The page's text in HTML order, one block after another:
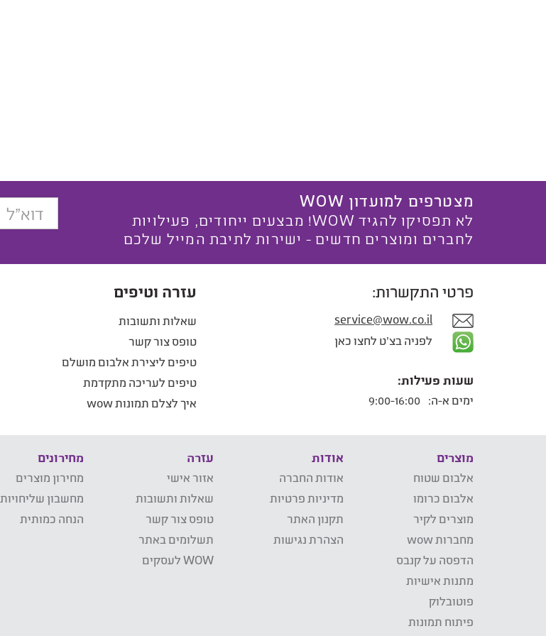
מצטרפים למועדון WOW
לא תפסיקו להגיד WOW! מבצעים ייחודים, פעילויות
לחברים ומוצרים חדשים - ישירות לתיבת המייל שלכם
פרטי התקשרות:
service@wow.co.il
לפניה בצ'ט לחצו כאן
שעות פעילות:
ימים א-ה:
עזרה וטיפים
שאלות ותשובות
טופס צור קשר
טיפים ליצירת אלבום מושלם
טיפים לעריכה מתקדמת
איך לצלם תמונות wow
מוצרים
אלבום שטוח
אלבום כרומו
מוצרים לקיר
מחברות wow
הדפסה על קנבס
מתנות אישיות
פוטובלוק
פיתוח תמונות
אודות
אודות החברה
מדיניות פרטיות
תקנון האתר
הצהרת נגישות
עזרה
אזור אישי
שאלות ותשובות
טופס צור קשר
תשלומים באתר
WOW לעסקים
מחירונים
מחירון מוצרים
מחשבון שליחויות
הנחה כמותית